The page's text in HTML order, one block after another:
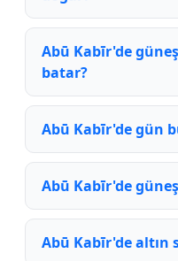
Abū Kabīr'de
batar?
Abū Kabīr'de gün
Abū Kabīr'de
Abū Kabīr'de altın